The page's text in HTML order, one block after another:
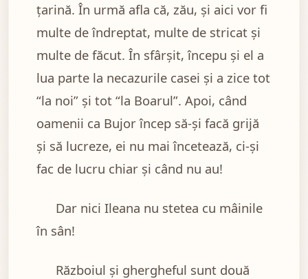
țarină. În urmă afla că, zău, și aici vor fi
multe de îndreptat, multe de stricat și
multe de făcut. În sfârșit, începu și el a
lua parte la necazurile casei și a zice tot
“la noi” și tot “la Boarul”. Apoi, când
oamenii ca Bujor încep să-și facă grijă
și să lucreze, ei nu mai încetează, ci-și
fac de lucru chiar și când nu au!
Dar nici Ileana nu stetea cu mâinile
în sân!
Războiul și ghergheful sunt două